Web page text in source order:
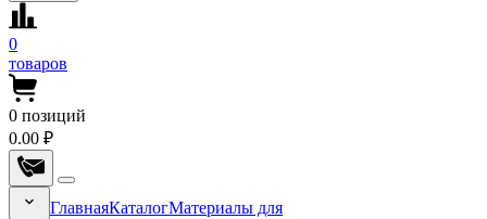
0
товаров
0 позиций
0.00 ₽
ГлавнаяКаталогМатериалы для